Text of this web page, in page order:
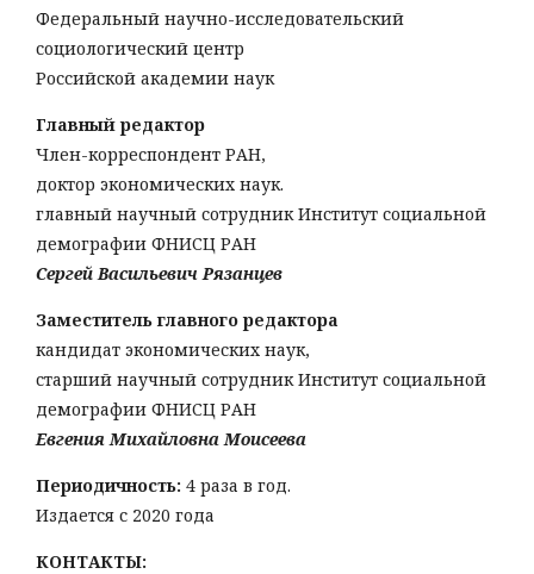
Федеральный научно-исследовательский
социологический центр
Российской академии наук
Главный редактор
Член-корреспондент РАН,
доктор экономических наук.
главный научный сотрудник Институт социальной
демографии ФНИСЦ РАН
Сергей Васильевич Рязанцев
Заместитель главного редактора
кандидат экономических наук,
старший научный сотрудник Институт социальной
демографии ФНИСЦ РАН
Евгения Михайловна Моисеева
Периодичность: 4 раза в год.
Издается с 2020 года
КОНТАКТЫ: